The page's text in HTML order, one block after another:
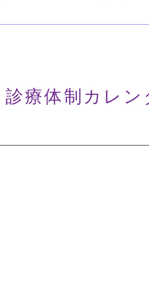
診療体制カレン